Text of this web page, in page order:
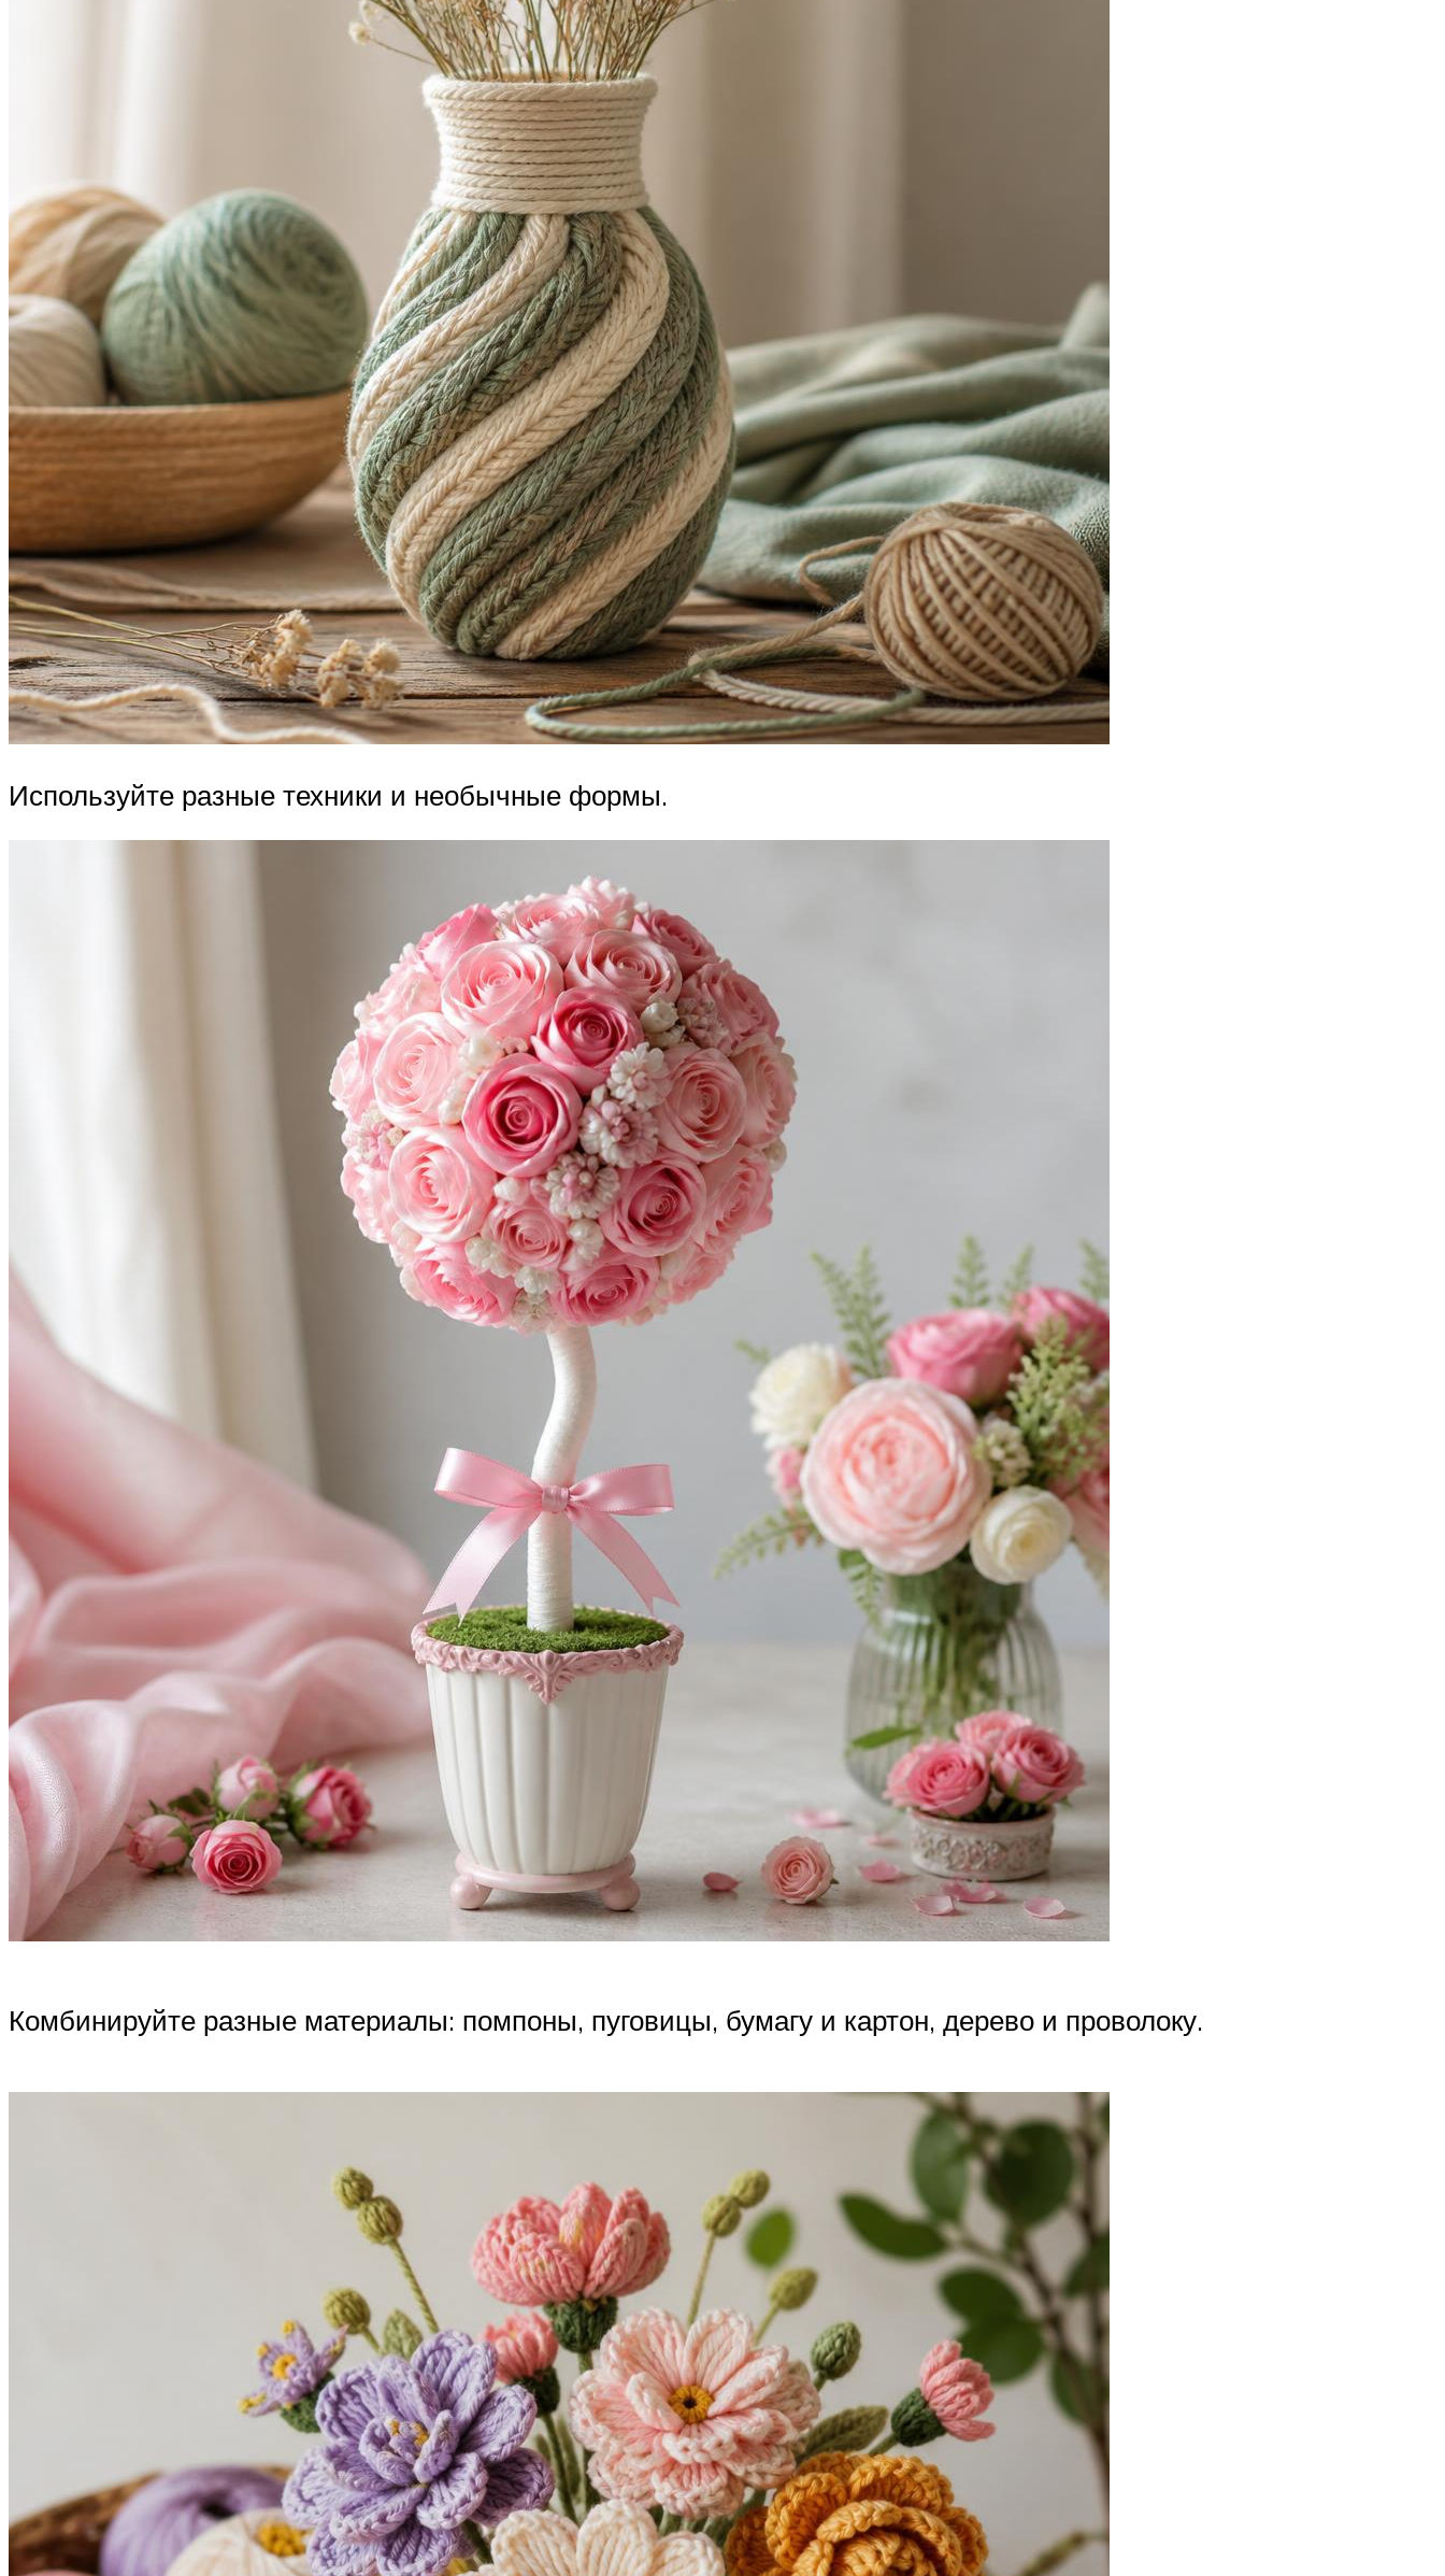
Используйте разные техники и необычные формы.
Комбинируйте разные материалы: помпоны, пуговицы, бумагу и картон, дерево и проволоку.